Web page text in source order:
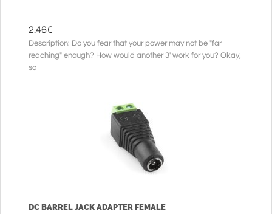
2.46€
Description: Do you fear that your power may not be "far
reaching" enough? How would another 3' work for you? Okay,
so
DC BARREL JACK ADAPTER FEMALE